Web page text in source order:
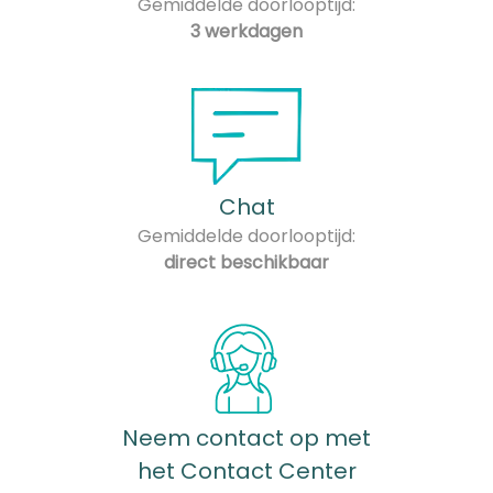
Gemiddelde doorlooptijd:
3 werkdagen
Chat
Gemiddelde doorlooptijd:
direct beschikbaar
Neem contact op met
het Contact Center